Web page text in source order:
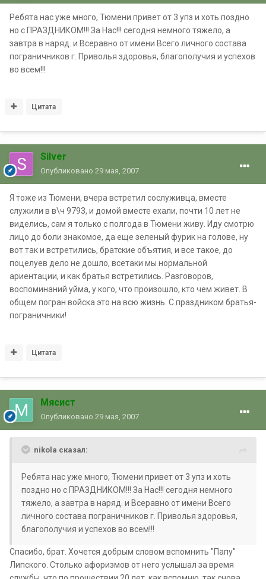
Ребята нас уже много, Тюмени привет от 3 упз и хоть поздно
но с ПРАЗДНИКОМ!!! За Нас!!! сегодня немного тяжело, а
завтра в наряд. и Всеравно от имени Всего личного состава
пограничников г. Приволья здоровья, благополучия и успехов
во всем!!!
Цитата
Silver
Опубликовано 29 мая, 2007
Я тоже из Тюмени, вчера встретил сослуживца, вместе
служили в в\ч 9793, и домой вместе ехали, почти 10 лет не
виделись, сам я только с полгода в Тюмени живу. Иду смотрю
лицо до боли знакомое, да еще зеленый фурик на голове, ну
вот так и встретились, братские объятия, и все такое, до
поцелуев дело не дошло, всетаки мы нормальной
ариентации, и как братья встретились. Разговоров,
воспоминаний уйма, у кого, что произошло, кто чем живет. В
общем погран войска это на всю жизнь. С праздником братья-
пограничники!
Цитата
Мясист
Опубликовано 29 мая, 2007
nikola сказал:
Ребята нас уже много, Тюмени привет от 3 упз и хоть
поздно но с ПРАЗДНИКОМ!!! За Нас!!! сегодня немного
тяжело, а завтра в наряд. и Всеравно от имени Всего
личного состава пограничников г. Приволья здоровья,
благополучия и успехов во всем!!!
Спасибо, брат. Хочется добрым словом вспомнить "Папу"
Липского. Столько афоризмов от него услышал за время